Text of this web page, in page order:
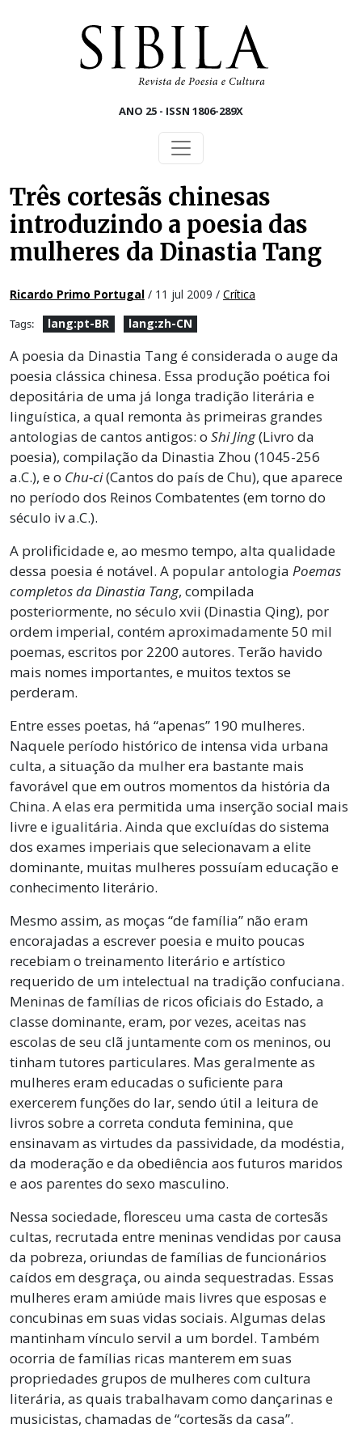
ANO 25 - ISSN 1806-289X
Três cortesãs chinesas
introduzindo a poesia das
mulheres da Dinastia Tang
Ricardo Primo Portugal / 11 jul 2009 / Crítica
Tags: lang:pt-BR lang:zh-CN
A poesia da Dinastia Tang é considerada o auge da
poesia clássica chinesa. Essa produção poética foi
depositária de uma já longa tradição literária e
linguística, a qual remonta às primeiras grandes
antologias de cantos antigos: o Shi Jing(Livro da
poesia), compilação da Dinastia Zhou (1045-256
a.C.), e o Chu-ci(Cantos do país de Chu), que aparece
no período dos Reinos Combatentes (em torno do
século iv a.C.).
A prolificidade e, ao mesmo tempo, alta qualidade
dessa poesia é notável. A popular antologia Poemas
completos da Dinastia Tang, compilada
posteriormente, no século xvii (Dinastia Qing), por
ordem imperial, contém aproximadamente 50 mil
poemas, escritos por 2200 autores. Terão havido
mais nomes importantes, e muitos textos se
perderam.
Entre esses poetas, há “apenas” 190 mulheres.
Naquele período histórico de intensa vida urbana
culta, a situação da mulher era bastante mais
favorável que em outros momentos da história da
China. A elas era permitida uma inserção social mais
livre e igualitária. Ainda que excluídas do sistema
dos exames imperiais que selecionavam a elite
dominante, muitas mulheres possuíam educação e
conhecimento literário.
Mesmo assim, as moças “de família” não eram
encorajadas a escrever poesia e muito poucas
recebiam o treinamento literário e artístico
requerido de um intelectual na tradição confuciana.
Meninas de famílias de ricos oficiais do Estado, a
classe dominante, eram, por vezes, aceitas nas
escolas de seu clã juntamente com os meninos, ou
tinham tutores particulares. Mas geralmente as
mulheres eram educadas o suficiente para
exercerem funções do lar, sendo útil a leitura de
livros sobre a correta conduta feminina, que
ensinavam as virtudes da passividade, da modéstia,
da moderação e da obediência aos futuros maridos
e aos parentes do sexo masculino.
Nessa sociedade, floresceu uma casta de cortesãs
cultas, recrutada entre meninas vendidas por causa
da pobreza, oriundas de famílias de funcionários
caídos em desgraça, ou ainda sequestradas. Essas
mulheres eram amiúde mais livres que esposas e
concubinas em suas vidas sociais. Algumas delas
mantinham vínculo servil a um bordel. Também
ocorria de famílias ricas manterem em suas
propriedades grupos de mulheres com cultura
literária, as quais trabalhavam como dançarinas e
musicistas, chamadas de “cortesãs da casa”.